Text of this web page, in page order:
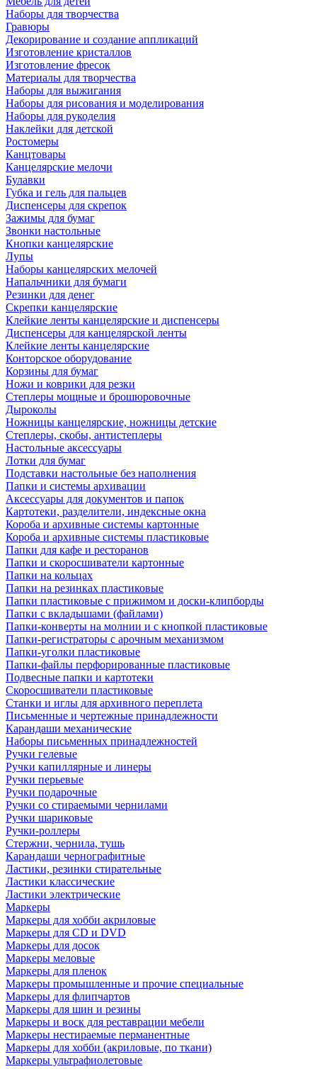
Наборы для творчества
Гравюры
Декорирование и создание аппликаций
Изготовление кристаллов
Изготовление фресок
Материалы для творчества
Наборы для выжигания
Наборы для рисования и моделирования
Наборы для рукоделия
Наклейки для детской
Ростомеры
Канцтовары
Канцелярские мелочи
Булавки
Губка и гель для пальцев
Диспенсеры для скрепок
Зажимы для бумаг
Звонки настольные
Кнопки канцелярские
Лупы
Наборы канцелярских мелочей
Напальчники для бумаги
Резинки для денег
Скрепки канцелярские
Клейкие ленты канцелярские и диспенсеры
Диспенсеры для канцелярской ленты
Клейкие ленты канцелярские
Конторское оборудование
Корзины для бумаг
Ножи и коврики для резки
Степлеры мощные и брошюровочные
Дыроколы
Ножницы канцелярские, ножницы детские
Степлеры, скобы, антистеплеры
Настольные аксессуары
Лотки для бумаг
Подставки настольные без наполнения
Папки и системы архивации
Аксессуары для документов и папок
Картотеки, разделители, индексные окна
Короба и архивные системы картонные
Короба и архивные системы пластиковые
Папки для кафе и ресторанов
Папки и скоросшиватели картонные
Папки на кольцах
Папки на резинках пластиковые
Папки пластиковые с прижимом и доски-клипборды
Папки с вкладышами (файлами)
Папки-конверты на молнии и с кнопкой пластиковые
Папки-регистраторы с арочным механизмом
Папки-уголки пластиковые
Папки-файлы перфорированные пластиковые
Подвесные папки и картотеки
Скоросшиватели пластиковые
Станки и иглы для архивного переплета
Письменные и чертежные принадлежности
Карандаши механические
Наборы письменных принадлежностей
Ручки гелевые
Ручки капиллярные и линеры
Ручки перьевые
Ручки подарочные
Ручки со стираемыми чернилами
Ручки шариковые
Ручки-роллеры
Стержни, чернила, тушь
Карандаши чернографитные
Ластики, резинки стирательные
Ластики классические
Ластики электрические
Маркеры
Маркеры для хобби акриловые
Маркеры для CD и DVD
Маркеры для досок
Маркеры меловые
Маркеры для пленок
Маркеры промышленные и прочие специальные
Маркеры для флипчартов
Маркеры для шин и резины
Маркеры и воск для реставрации мебели
Маркеры нестираемые перманентные
Маркеры для хобби (акриловые, по ткани)
Маркеры ультрафиолетовые